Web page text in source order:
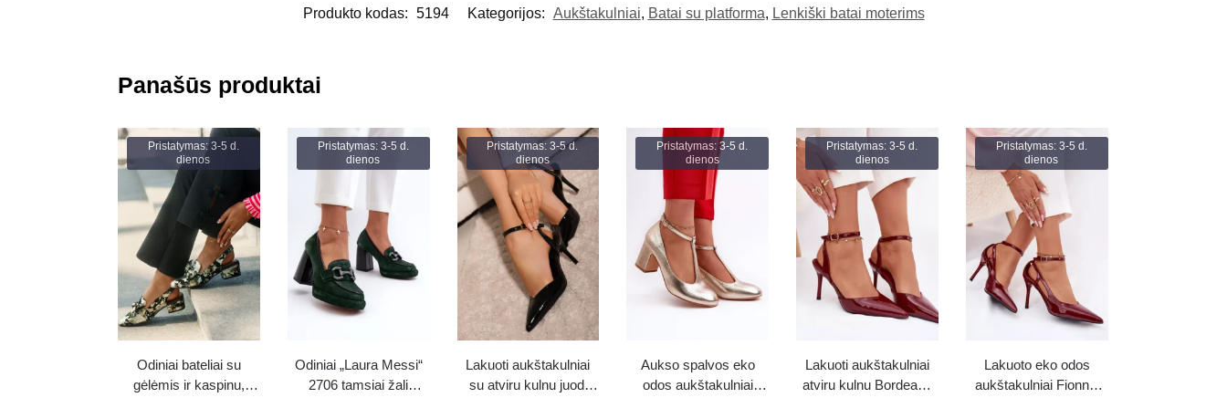
Produkto kodas: 5194 Kategorijos: Aukštakulniai, Batai su platforma, Lenkiški batai moterims
Panašūs produktai
Pristatymas: 3-5 d.
dienos
Odiniai bateliai su
gėlėmis ir kaspinu,
Pristatymas: 3-5 d.
dienos
Odiniai „Laura Messi“
2706 tamsiai žali
Pristatymas: 3-5 d.
dienos
Lakuoti aukštakulniai
su atviru kulnu juodi
Pristatymas: 3-5 d.
dienos
Aukso spalvos eko
odos aukštakulniai
Pristatymas: 3-5 d.
dienos
Lakuoti aukštakulniai
atviru kulnu Bordeaux
Pristatymas: 3-5 d.
dienos
Lakuoto eko odos
aukštakulniai Fionnel